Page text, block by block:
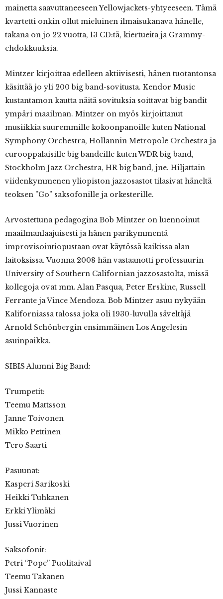
mainetta saavuttaneeseen Yellowjackets-yhtyeeseen. Tämä
kvartetti onkin ollut mieluinen ilmaisukanava hänelle,
takana on jo 22 vuotta, 13 CD:tä, kiertueita ja Grammy-
ehdokkuuksia.
Mintzer kirjoittaa edelleen aktiivisesti, hänen tuotantonsa
käsittää jo yli 200 big band-sovitusta. Kendor Music
kustantamon kautta näitä sovituksia soittavat big bandit
ympäri maailman. Mintzer on myös kirjoittanut
musiikkia suuremmille kokoonpanoille kuten National
Symphony Orchestra, Hollannin Metropole Orchestra ja
eurooppalaisille big bandeille kuten WDR big band,
Stockholm Jazz Orchestra, HR big band, jne. Hiljattain
viidenkymmenen yliopiston jazzosastot tilasivat häneltä
teoksen ”Go” saksofonille ja orkesterille.
Arvostettuna pedagogina Bob Mintzer on luennoinut
maailmanlaajuisesti ja hänen parikymmentä
improvisointiopustaan ovat käytössä kaikissa alan
laitoksissa. Vuonna 2008 hän vastaanotti professuurin
University of Southern Californian jazzosastolta, missä
kollegoja ovat mm. Alan Pasqua, Peter Erskine, Russell
Ferrante ja Vince Mendoza. Bob Mintzer asuu nykyään
Kaliforniassa talossa joka oli 1930-luvulla säveltäjä
Arnold Schönbergin ensimmäinen Los Angelesin
asuinpaikka.
SIBIS Alumni Big Band:
Trumpetit:
Teemu Mattsson
Janne Toivonen
Mikko Pettinen
Tero Saarti
Pasuunat:
Kasperi Sarikoski
Heikki Tuhkanen
Erkki Ylimäki
Jussi Vuorinen
Saksofonit:
Petri “Pope” Puolitaival
Teemu Takanen
Jussi Kannaste